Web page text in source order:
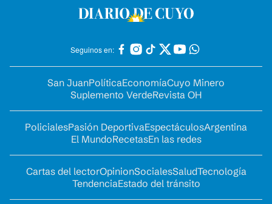
Seguinos en:
San JuanPolíticaEconomíaCuyo Minero
Suplemento VerdeRevista OH
PolicialesPasión DeportivaEspectáculosArgentina
El MundoRecetasEn las redes
Cartas del lectorOpinionSocialesSaludTecnología
TendenciaEstado del tránsito